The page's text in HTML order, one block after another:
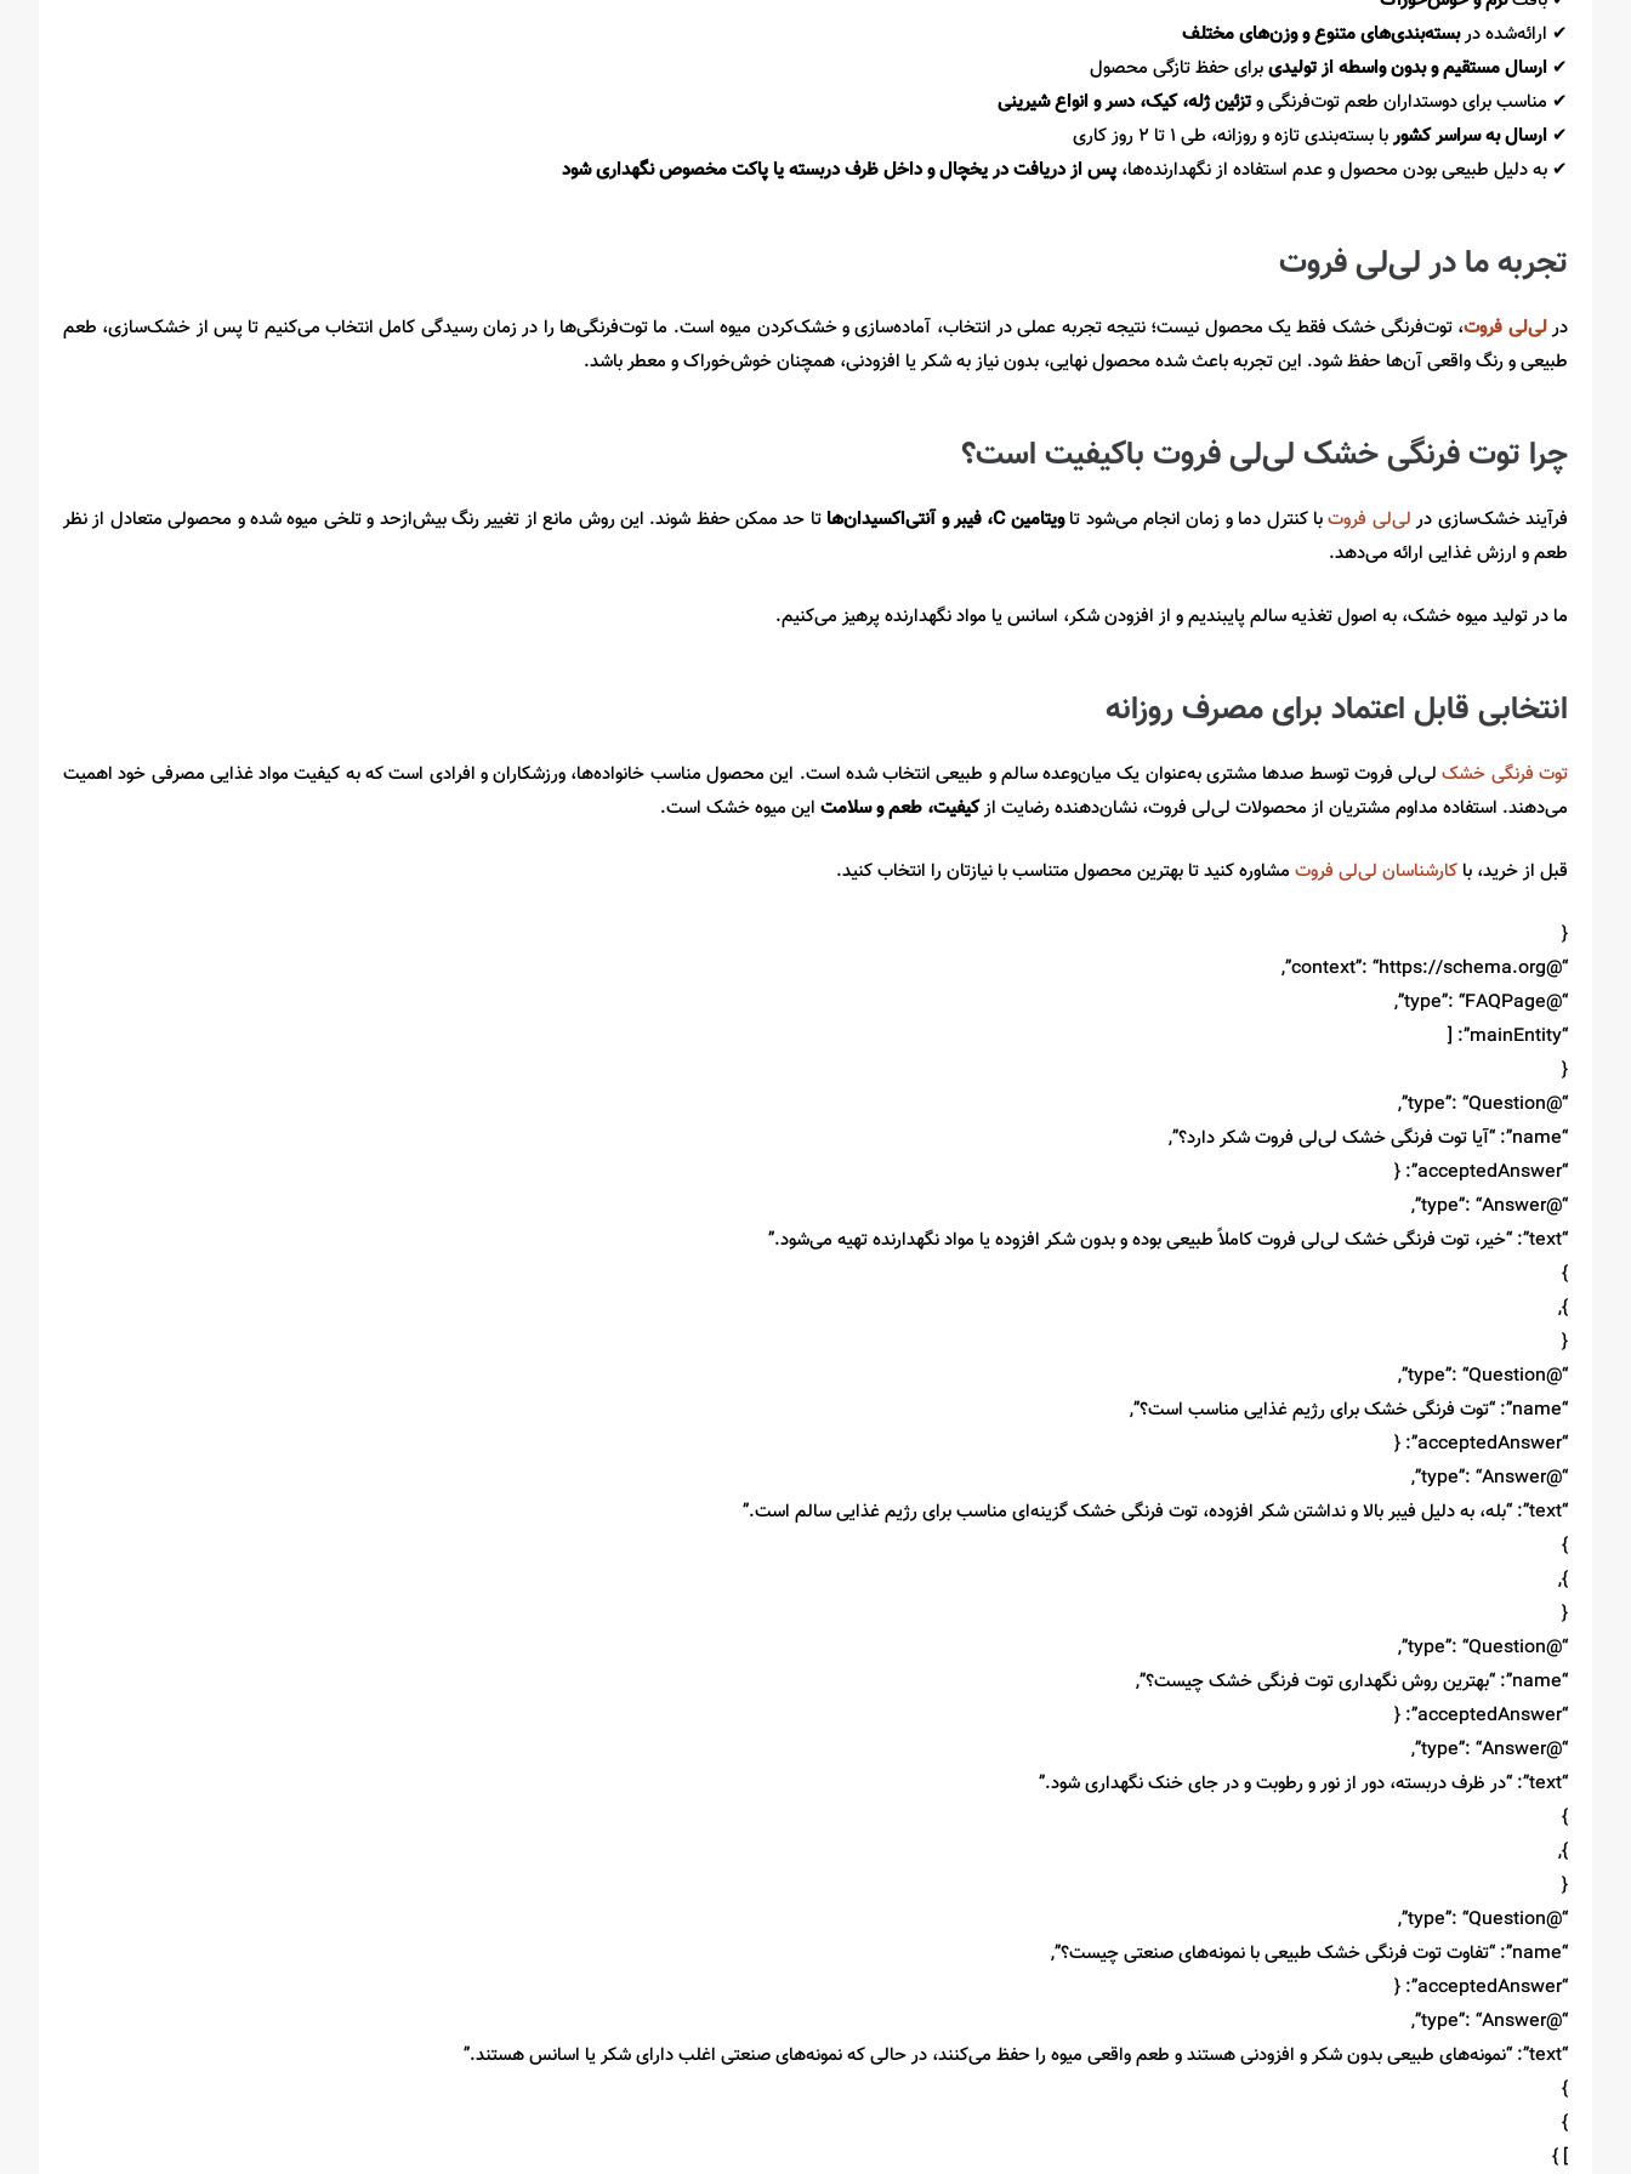
✔ ارائه‌شده دربسته‌بندی‌های متنوع و وزن‌های مختلف
✔ ارسال مستقیم و بدون واسطه از تولیدیبرای حفظ تازگی محصول
✔ مناسب برای دوستداران طعم توت‌فرنگی وتزئین ژله، کیک، دسر و انواع شیرینی
✔ ارسال به سراسر کشوربا بسته‌بندی تازه و روزانه، طی ۱ تا ۲ روز کاری
✔ به دلیل طبیعی بودن محصول و عدم استفاده از نگهدارنده‌ها، پس از دریافت در یخچال و داخل ظرف دربسته یا پاکت مخصوص نگهداری شود
تجربه ما در لی‌لی فروت
درلی‌لی فروت، توت‌فرنگی خشک فقط یک محصول نیست؛ نتیجه تجربه عملی در انتخاب، آماده‌سازی و خشک‌کردن میوه است. ما توت‌فرنگی‌ها را در زمان رسیدگی کامل انتخاب می‌کنیم تا پس از خشک‌سازی، طعم
طبیعی و رنگ واقعی آن‌ها حفظ شود. این تجربه باعث شده محصول نهایی، بدون نیاز به شکر یا افزودنی، همچنان خوش‌خوراک و معطر باشد.
چرا توت فرنگی خشک لی‌لی فروت باکیفیت است؟
فرآیند خشک‌سازی در لی‌لی فروتبا کنترل دما و زمان انجام می‌شود تاویتامینC ، فیبر و آنتی‌اکسیدان‌ها تا حد ممکن حفظ شوند. این روش مانع از تغییر رنگ بیش‌ازحد و تلخی میوه شده و محصولی متعادل از نظر
طعم و ارزش غذایی ارائه می‌دهد.
ما در تولید میوه خشک، به اصول تغذیه سالم پایبندیم و از افزودن شکر، اسانس یا مواد نگهدارنده پرهیز می‌کنیم.
انتخابی قابل اعتماد برای مصرف روزانه
توت فرنگی خشکلی‌لی فروت توسط صدها مشتری به‌عنوان یک میان‌وعده سالم و طبیعی انتخاب شده است. این محصول مناسب خانواده‌ها، ورزشکاران و افرادی است که به کیفیت مواد غذایی مصرفی خود اهمیت
می‌دهند. استفاده مداوم مشتریان از محصولات لی‌لی فروت، نشان‌دهنده رضایت ازکیفیت، طعم و سلامت این میوه خشک است.
قبل از خرید، با کارشناسان لی‌لی فروت مشاوره کنید تا بهترین محصول متناسب با نیازتان را انتخاب کنید.
{
“@context”: “https://schema.org”,
“@type”: “FAQPage”,
“mainEntity”: [
{
“@type”: “Question”,
“name”: “آیا توت فرنگی خشک لی‌لی فروت شکر دارد؟”,
“acceptedAnswer”: {
“@type”: “Answer”,
“text”: “خیر، توت فرنگی خشک لی‌لی فروت کاملاً طبیعی بوده و بدون شکر افزوده یا مواد نگهدارنده تهیه می‌شود.”
}
},
{
“@type”: “Question”,
“name”: “توت فرنگی خشک برای رژیم غذایی مناسب است؟”,
“acceptedAnswer”: {
“@type”: “Answer”,
“text”: “بله، به دلیل فیبر بالا و نداشتن شکر افزوده، توت فرنگی خشک گزینه‌ای مناسب برای رژیم غذایی سالم است.”
}
},
{
“@type”: “Question”,
“name”: “بهترین روش نگهداری توت فرنگی خشک چیست؟”,
“acceptedAnswer”: {
“@type”: “Answer”,
“text”: “در ظرف دربسته، دور از نور و رطوبت و در جای خنک نگهداری شود.”
}
},
{
“@type”: “Question”,
“name”: “تفاوت توت فرنگی خشک طبیعی با نمونه‌های صنعتی چیست؟”,
“acceptedAnswer”: {
“@type”: “Answer”,
“text”: “نمونه‌های طبیعی بدون شکر و افزودنی هستند و طعم واقعی میوه را حفظ می‌کنند، در حالی که نمونه‌های صنعتی اغلب دارای شکر یا اسانس هستند.”
}
}
] }